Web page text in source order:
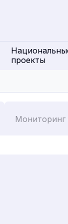
проекты
Мониторинг